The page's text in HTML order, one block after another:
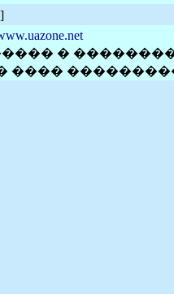
]
�
����